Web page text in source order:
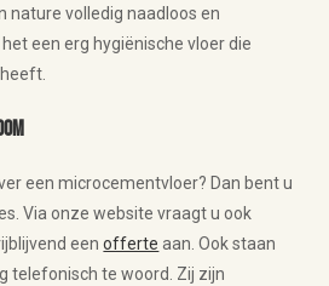
nature volledig naadloos en
een erg hygiënische vloer die
een microcementvloer? Dan bent u
Via onze website vraagt u ook
eenofferte aan. Ook staan
telefonisch te woord. Zij zijn